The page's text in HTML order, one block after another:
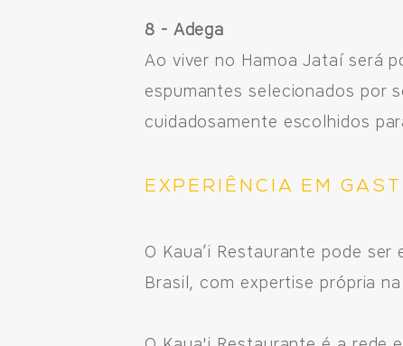
8 - Adega
Ao viver no Hamoa Jataí será
espumantes selecionados por
cuidadosamente escolhidos
EXPERIÊNCIA EM
O Kaua’i Restaurante pode
Brasil, com expertise própria